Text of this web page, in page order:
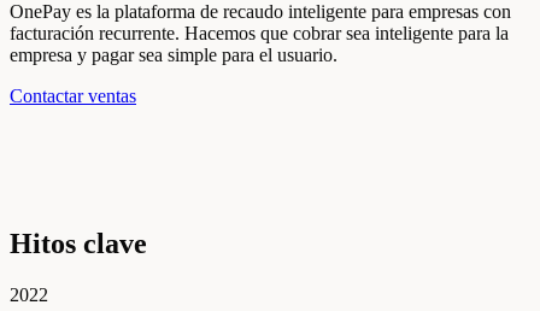
OnePay es la plataforma de recaudo inteligente para empresas con
facturación recurrente. Hacemos que cobrar sea inteligente para la
empresa y pagar sea simple para el usuario.
Contactar ventas
Hitos clave
2022